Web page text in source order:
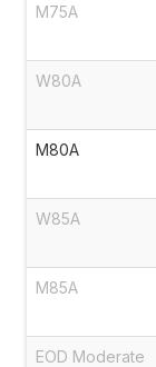
M75A
W80A
M80A
W85A
M85A
EOD Moderate